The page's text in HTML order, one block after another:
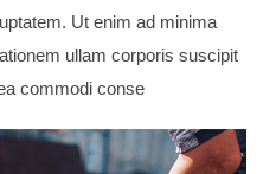
Ut enim ad minima
ullam corporis suscipit
commodi conse